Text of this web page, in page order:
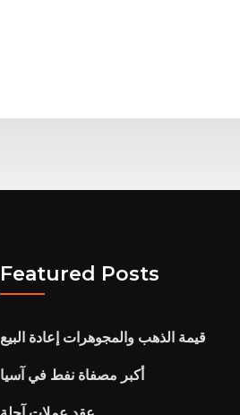
Featured Posts
قيمة الذهب والمجوهرات إعادة البيع
أكبر مصفاة نفط في آسيا